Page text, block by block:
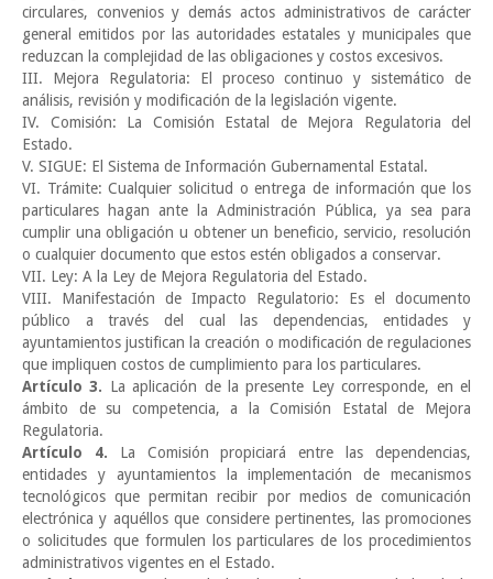
circulares, convenios y demás actos administrativos de carácter
general emitidos por las autoridades estatales y municipales que
reduzcan la complejidad de las obligaciones y costos excesivos.
III. Mejora Regulatoria: El proceso continuo y sistemático de
análisis, revisión y modificación de la legislación vigente.
IV. Comisión: La Comisión Estatal de Mejora Regulatoria del
Estado.
V. SIGUE: El Sistema de Información Gubernamental Estatal.
VI. Trámite: Cualquier solicitud o entrega de información que los
particulares hagan ante la Administración Pública, ya sea para
cumplir una obligación u obtener un beneficio, servicio, resolución
o cualquier documento que estos estén obligados a conservar.
VII. Ley: A la Ley de Mejora Regulatoria del Estado.
VIII. Manifestación de Impacto Regulatorio: Es el documento
público a través del cual las dependencias, entidades y
ayuntamientos justifican la creación o modificación de regulaciones
que impliquen costos de cumplimiento para los particulares.
Artículo 3. La aplicación de la presente Ley corresponde, en el
ámbito de su competencia, a la Comisión Estatal de Mejora
Regulatoria.
Artículo 4. La Comisión propiciará entre las dependencias,
entidades y ayuntamientos la implementación de mecanismos
tecnológicos que permitan recibir por medios de comunicación
electrónica y aquéllos que considere pertinentes, las promociones
o solicitudes que formulen los particulares de los procedimientos
administrativos vigentes en el Estado.